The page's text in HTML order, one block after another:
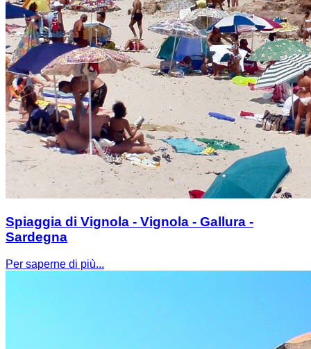
Spiaggia di Vignola - Vignola - Gallura -
Sardegna
Per saperne di più...